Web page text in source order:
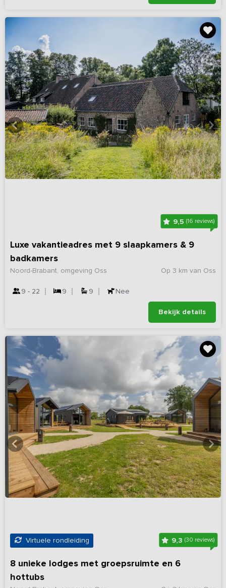
9,5(16 reviews)
Luxe vakantieadres met 9 slaapkamers & 9
badkamers
Op 3 km van Oss
Noord-Brabant, omgeving Oss
9 - 22 9 9 Nee
Bekijk details
Virtuele rondleiding 9,3 (30 reviews)
8 unieke lodges met groepsruimte en 6
hottubs